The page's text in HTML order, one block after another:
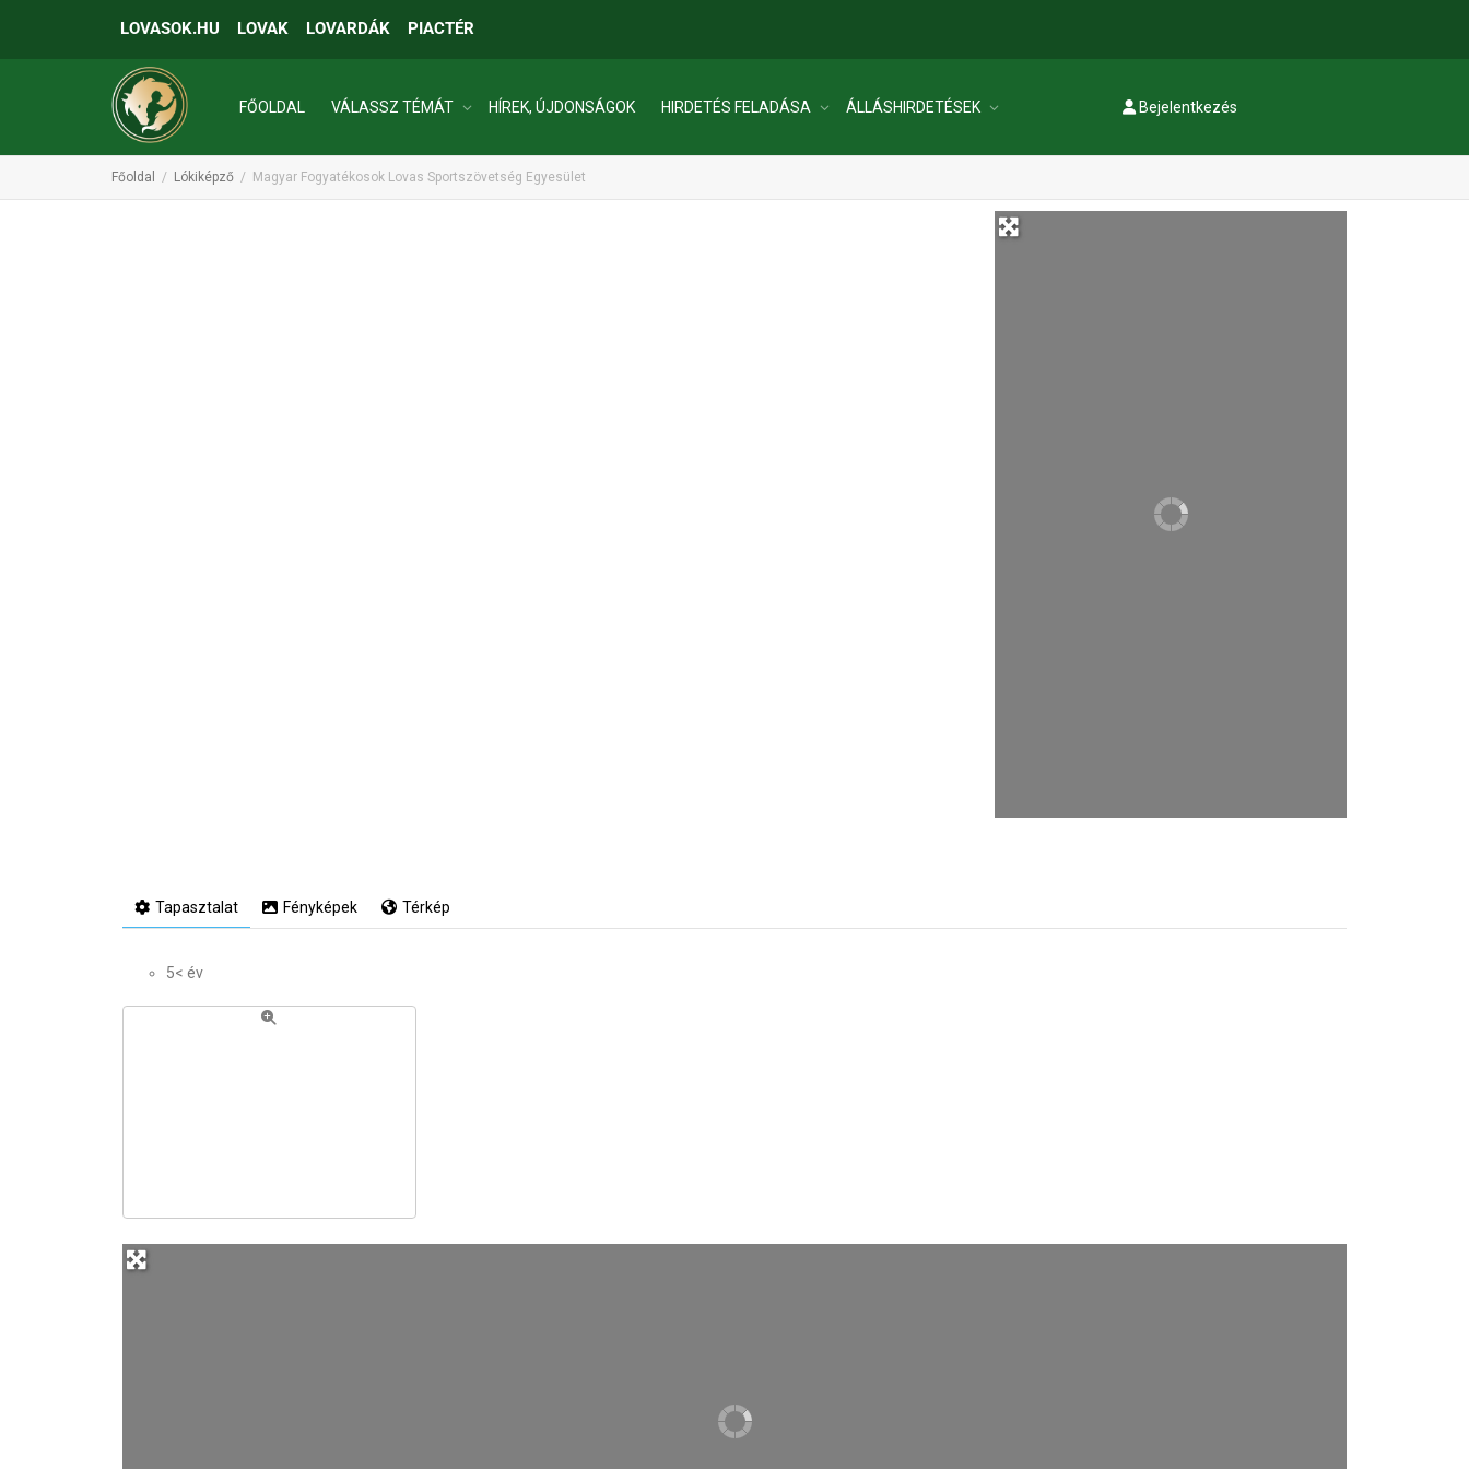
LOVASOK.HU LOVAK LOVARDÁK PIACTÉR
FŐOLDAL VÁLASSZ TÉMÁT HÍREK, ÚJDONSÁGOK HIRDETÉS FELADÁSA ÁLLÁSHIRDETÉSEK
INGATLANOK
Bejelentkezés
Regisztráció
Főoldal Lókiképző Magyar Fogyatékosok Lovas Sportszövetség Egyesület
Tapasztalat Fényképek Térkép
5< év